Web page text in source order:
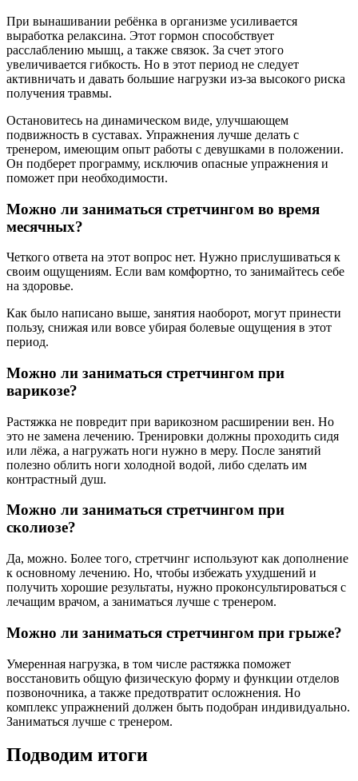
При вынашивании ребёнка в организме усиливается
выработка релаксина. Этот гормон способствует
расслаблению мышц, а также связок. За счет этого
увеличивается гибкость. Но в этот период не следует
активничать и давать большие нагрузки из-за высокого риска
получения травмы.
Остановитесь на динамическом виде, улучшающем
подвижность в суставах. Упражнения лучше делать с
тренером, имеющим опыт работы с девушками в положении.
Он подберет программу, исключив опасные упражнения и
поможет при необходимости.
Можно ли заниматься стретчингом во время
месячных?
Четкого ответа на этот вопрос нет. Нужно прислушиваться к
своим ощущениям. Если вам комфортно, то занимайтесь себе
на здоровье.
Как было написано выше, занятия наоборот, могут принести
пользу, снижая или вовсе убирая болевые ощущения в этот
период.
Можно ли заниматься стретчингом при
варикозе?
Растяжка не повредит при варикозном расширении вен. Но
это не замена лечению. Тренировки должны проходить сидя
или лёжа, а нагружать ноги нужно в меру. После занятий
полезно облить ноги холодной водой, либо сделать им
контрастный душ.
Можно ли заниматься стретчингом при
сколиозе?
Да, можно. Более того, стретчинг используют как дополнение
к основному лечению. Но, чтобы избежать ухудшений и
получить хорошие результаты, нужно проконсультироваться с
лечащим врачом, а заниматься лучше с тренером.
Можно ли заниматься стретчингом при грыже?
Умеренная нагрузка, в том числе растяжка поможет
восстановить общую физическую форму и функции отделов
позвоночника, а также предотвратит осложнения. Но
комплекс упражнений должен быть подобран индивидуально.
Заниматься лучше с тренером.
Подводим итоги